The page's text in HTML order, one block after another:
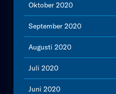
Oktober 2020
September 2020
Augusti 2020
Juli 2020
Juni 2020